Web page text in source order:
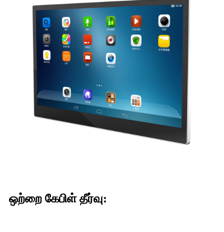
ஒற்றை கேபிள் தீர்வு: